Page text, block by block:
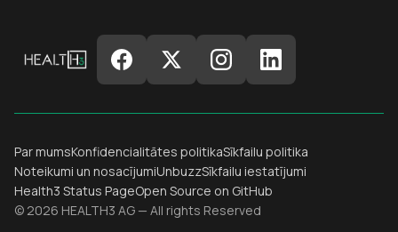
Par mumsKonfidencialitātes politikaSīkfailu politika
Noteikumi un nosacījumiUnbuzzSīkfailu iestatījumi
Health3 Status PageOpen Source on GitHub
© 2026 HEALTH3 AG — All rights Reserved